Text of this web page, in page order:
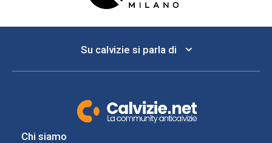
Su calvizie si parla di
Chi siamo